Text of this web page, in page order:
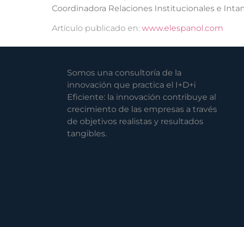
Coordinadora Relaciones Institucionales e
Artículo publicado en: www.elespanol.com
Somos una consultoría de la
innovación que practica el I+D+i
Eficiente: la innovación contribuye al
crecimiento de las empresas a través
de objetivos realistas y resultados
tangibles.